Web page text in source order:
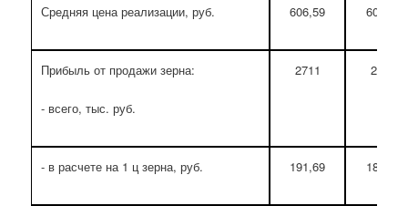
Средняя цена реализации, руб. 606,59 600,00
Прибыль от продажи зерна:
- всего, тыс. руб.
2711 2981
- в расчете на 1 ц зерна, руб. 191,69 186,74